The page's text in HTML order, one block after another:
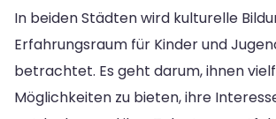
In beiden Städten wird kulturelle
Erfahrungsraum für Kinder und
betrachtet. Es geht darum, ihnen
Möglichkeiten zu bieten, ihre